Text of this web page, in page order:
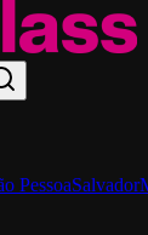
PessoaSalvador